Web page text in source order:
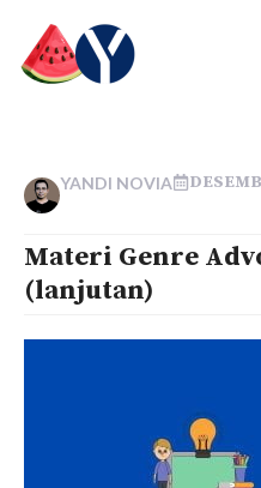
YANDI NOVIA
Materi Genre
(lanjutan)